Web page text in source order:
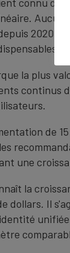
2020 :
la plus
continus
de
une
la
dollars. Il